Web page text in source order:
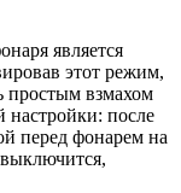
является
этот режим,
простым взмахом
настройки: после
перед фонарем на